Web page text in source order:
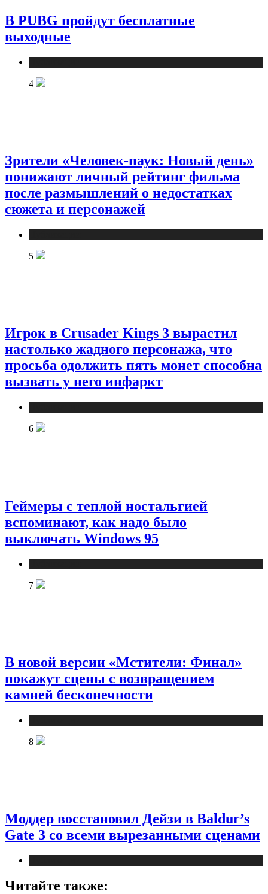
В PUBG пройдут бесплатные
выходные
4
Зрители «Человек-паук: Новый день»
понижают личный рейтинг фильма
после размышлений о недостатках
сюжета и персонажей
5
Игрок в Crusader Kings 3 вырастил
настолько жадного персонажа, что
просьба одолжить пять монет способна
вызвать у него инфаркт
6
Геймеры с теплой ностальгией
вспоминают, как надо было
выключать Windows 95
7
В новой версии «Мстители: Финал»
покажут сцены с возвращением
камней бесконечности
8
Моддер восстановил Дейзи в Baldur’s
Gate 3 со всеми вырезанными сценами
Читайте также: